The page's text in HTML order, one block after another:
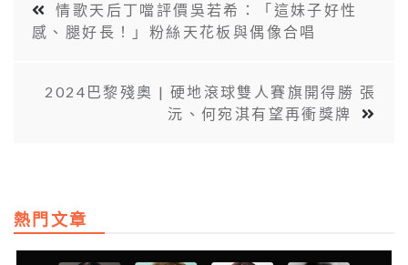
情歌天后丁噹評價吳若希：「這妹子好性
感、腿好長！」粉絲天花板與偶像合唱
2024巴黎殘奧 | 硬地滾球雙人賽旗開得勝 張
沅、何宛淇有望再衝獎牌
熱門文章